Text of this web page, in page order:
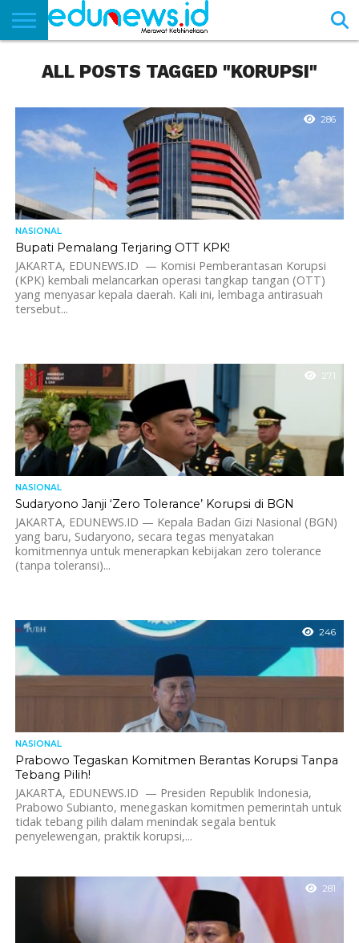
NEWS
EDUNEWS
LITERASI
PUSTAKA
SOSOK
TEKNO
KHASANAH
SASTRA
ALL POSTS TAGGED "KORUPSI"
286
NASIONAL
Bupati Pemalang Terjaring OTT KPK!
JAKARTA, EDUNEWS.ID — Komisi Pemberantasan Korupsi
(KPK) kembali melancarkan operasi tangkap tangan (OTT)
yang menyasar kepala daerah. Kali ini, lembaga antirasuah
tersebut...
271
NASIONAL
Sudaryono Janji ‘Zero Tolerance’ Korupsi di BGN
JAKARTA, EDUNEWS.ID — Kepala Badan Gizi Nasional (BGN)
yang baru, Sudaryono, secara tegas menyatakan
komitmennya untuk menerapkan kebijakan zero tolerance
(tanpa toleransi)...
246
NASIONAL
Prabowo Tegaskan Komitmen Berantas Korupsi Tanpa
Tebang Pilih!
JAKARTA, EDUNEWS.ID — Presiden Republik Indonesia,
Prabowo Subianto, menegaskan komitmen pemerintah untuk
tidak tebang pilih dalam menindak segala bentuk
penyelewengan, praktik korupsi,...
281